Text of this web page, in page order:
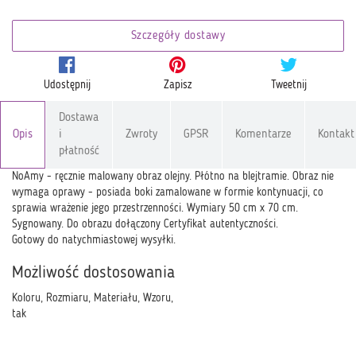
Szczegóły dostawy
Udostępnij Zapisz Tweetnij
Opis
Dostawa
i
płatność
Zwroty GPSR Komentarze Kontakt
NoAmy - ręcznie malowany obraz olejny. Płótno na blejtramie. Obraz nie
wymaga oprawy - posiada boki zamalowane w formie kontynuacji, co
sprawia wrażenie jego przestrzenności. Wymiary 50 cm x 70 cm.
Sygnowany. Do obrazu dołączony Certyfikat autentyczności.
Gotowy do natychmiastowej wysyłki.
Możliwość dostosowania
Koloru, Rozmiaru, Materiału, Wzoru,
tak